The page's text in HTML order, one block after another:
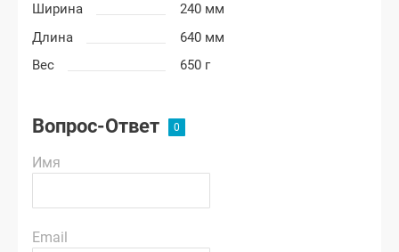
Ширина
240 мм
Длина
640 мм
Вес
650 г
Вопрос-Ответ
Имя
Email